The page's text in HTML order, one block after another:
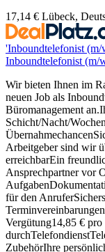
17,14 € Lübeck,
'Inboundtelefonist (m/
Inboundtelefonist (m/
Wir bieten Ihnen im
neuen Job als
Büromanagement
Schicht/Nacht/
Arbeitgeber sind wir
erreichbarEin
Ansprechpartner vor
für den
Vergütung14,85 € pro
ZubehörIhre